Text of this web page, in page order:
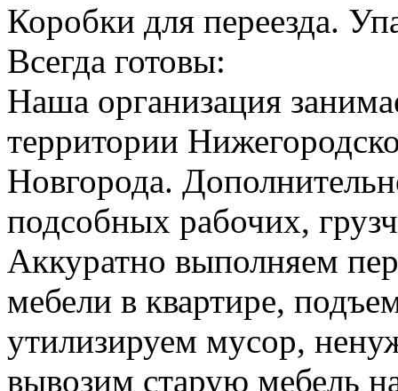
Коробки для переезда.
Всегда готовы:
Наша организация
территории
Новгорода.
подсобных рабочих,
Аккуратно выполняем
мебели в квартире,
утилизируем мусор,
вывозим старую мебель